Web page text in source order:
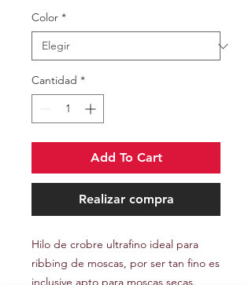
Color *
Cantidad *
Add To Cart
Realizar compra
Hilo de crobre ultrafino ideal para
ribbing de moscas, por ser tan fino es
inclusive apto para moscas secas.